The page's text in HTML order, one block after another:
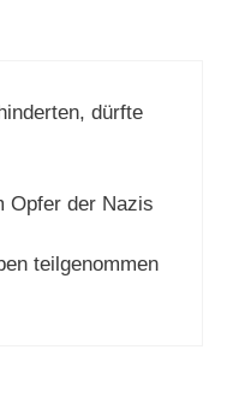
dürfte
Opfer der Nazis
teilgenommen